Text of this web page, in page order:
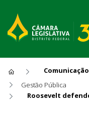
Comunicação
Gestão Pública